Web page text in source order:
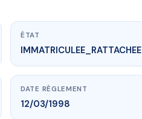
ÉTAT
IMMATRICULEE_RATTACHEE
DATE RÈGLEMENT
12/03/1998